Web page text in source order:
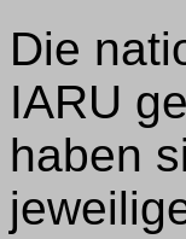
Die
IARU
haben